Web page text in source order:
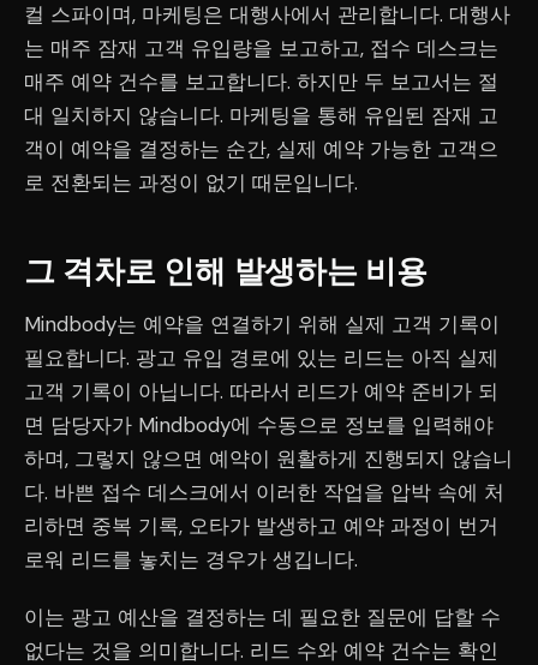
컬 스파이며, 마케팅은 대행사에서 관리합니다. 대행사
는 매주 잠재 고객 유입량을 보고하고, 접수 데스크는
매주 예약 건수를 보고합니다. 하지만 두 보고서는 절
대 일치하지 않습니다. 마케팅을 통해 유입된 잠재 고
객이 예약을 결정하는 순간, 실제 예약 가능한 고객으
로 전환되는 과정이 없기 때문입니다.
그 격차로 인해 발생하는 비용
Mindbody는 예약을 연결하기 위해 실제 고객 기록이
필요합니다. 광고 유입 경로에 있는 리드는 아직 실제
고객 기록이 아닙니다. 따라서 리드가 예약 준비가 되
면 담당자가 Mindbody에 수동으로 정보를 입력해야
하며, 그렇지 않으면 예약이 원활하게 진행되지 않습니
다. 바쁜 접수 데스크에서 이러한 작업을 압박 속에 처
리하면 중복 기록, 오타가 발생하고 예약 과정이 번거
로워 리드를 놓치는 경우가 생깁니다.
이는 광고 예산을 결정하는 데 필요한 질문에 답할 수
없다는 것을 의미합니다. 리드 수와 예약 건수는 확인